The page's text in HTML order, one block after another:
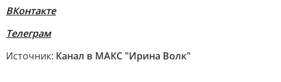
ВКонтакте
Телеграм
Источник: Канал в МАКС "Ирина Волк"